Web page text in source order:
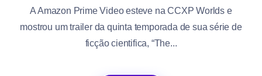
A Amazon Prime Video esteve na CCXP Worlds e
mostrou um trailer da quinta temporada de sua série de
ficção cientifica, “The...